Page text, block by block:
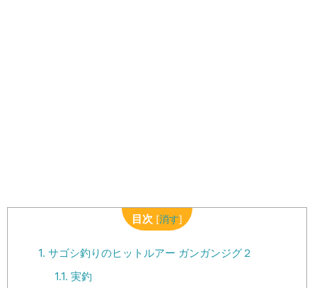
目次 [消す]
1. サゴシ釣りのヒットルアー ガンガンジグ２
1.1. 実釣